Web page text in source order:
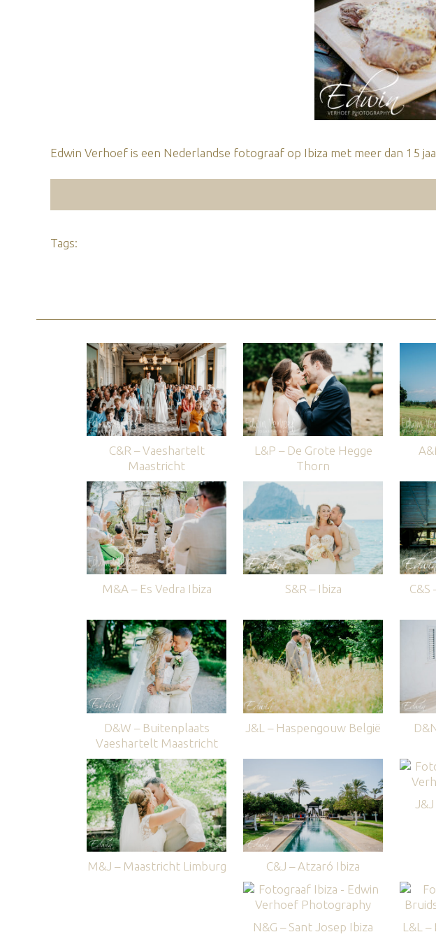
Edwin Verhoef is een Nederlandse fotograaf op Ibiza met meer dan 15
Tags:
C&R – Vaeshartelt
Maastricht
L&P – De Grote Hegge
Thorn
M&A – Es Vedra Ibiza S&R – Ibiza C&S
D&W – Buitenplaats
Vaeshartelt Maastricht
J&L – Haspengouw België
M&J – Maastricht Limburg C&J – Atzaró Ibiza
N&G – Sant Josep Ibiza L&L